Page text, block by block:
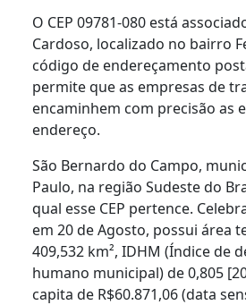
O CEP 09781-080 está
Cardoso, localizado no bairro
código de endereçamento
permite que as empresas de
encaminhem com precisão as
endereço.
São Bernardo do Campo,
Paulo, na região Sudeste do
qual esse CEP pertence.
em 20 de Agosto, possui área
409,532 km², IDHM (Índice de
humano municipal) de 0,805
capita de R$60.871,06 (data